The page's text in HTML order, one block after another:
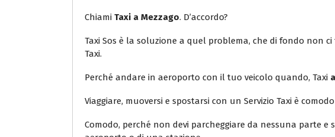
Chiami Taxi a Mezzago. D’accordo?
Taxi Sos è la soluzione a quel problema, che di fondo
Taxi.
Perché andare in aeroporto con il tuo veicolo quando, Taxi
Viaggiare, muoversi e spostarsi con un Servizio Taxi è
Comodo, perché non devi parcheggiare da nessuna parte